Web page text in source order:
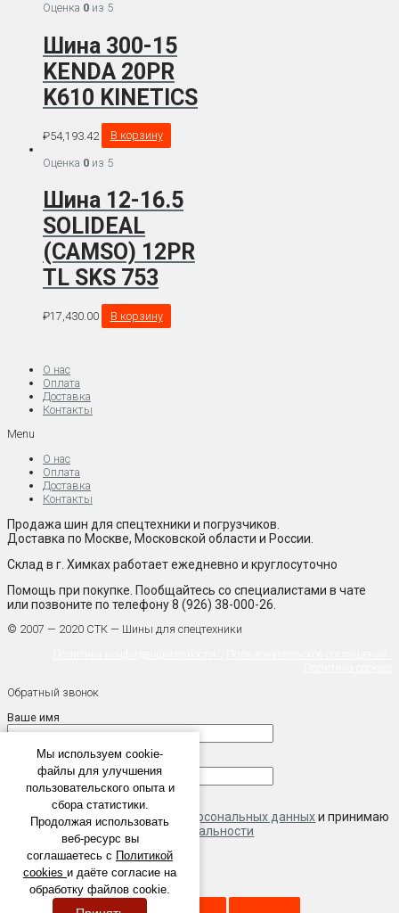
Оценка 0 из 5
Шина 300-15
KENDA 20PR
K610 KINETICS
₽54,193.42
В корзину
Оценка 0 из 5
Шина 12-16.5
SOLIDEAL
(CAMSO) 12PR
TL SKS 753
₽17,430.00 В корзину
О нас
Оплата
Доставка
Контакты
Menu
О нас
Оплата
Доставка
Контакты
Продажа шин для спецтехники и погрузчиков.
Доставка по Москве, Московской области и России.
Склад в г. Химках работает ежедневно и круглосуточно
Помощь при покупке. Пообщайтесь со специалистами в чате
или позвоните по телефону 8 (926) 38-000-26.
© 2007 — 2020 СТК — Шины для спецтехники
Обратный звонок
Ваше имя
Телефон
Даю согласие на обработку персональных данныхи принимаю
условия
политики конфиденциальности
×
Мы используем cookie-
файлы для улучшения
пользовательского опыта и
сбора статистики.
Продолжая использовать
веб-ресурс вы
соглашаетесь с Политикой
cookies и даёте согласие на
обработку файлов cookie.